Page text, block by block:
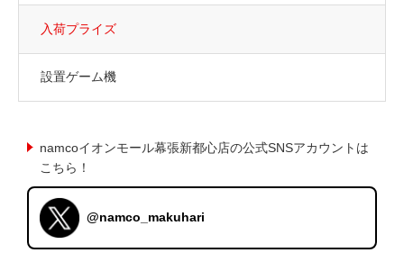
入荷プライズ
設置ゲーム機
namcoイオンモール幕張新都心店の公式SNSアカウントは
こちら！
@namco_makuhari